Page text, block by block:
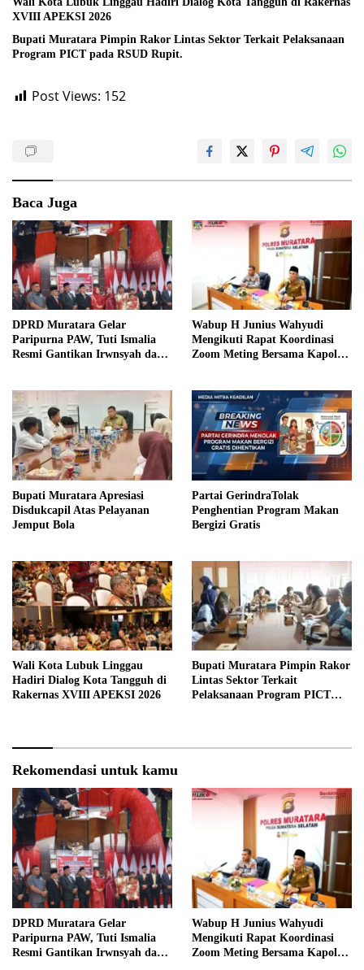
XVIII APEKSI 2026
Bupati Muratara Pimpin Rakor Lintas Sektor Terkait Pelaksanaan
Program PICT pada RSUD Rupit.
Post Views: 152
Baca Juga
DPRD Muratara Gelar
Paripurna PAW, Tuti Ismalia
Resmi Gantikan Irwnsyah dari
Wabup H Junius Wahyudi
Mengikuti Rapat Koordinasi
Zoom Meting Bersama Kapolres
Bupati Muratara Apresiasi
Disdukcapil Atas Pelayanan
Jemput Bola
Partai GerindraTolak
Penghentian Program Makan
Bergizi Gratis
Wali Kota Lubuk Linggau
Hadiri Dialog Kota Tangguh di
Rakernas XVIII APEKSI 2026
Bupati Muratara Pimpin Rakor
Lintas Sektor Terkait
Pelaksanaan Program PICT
Rekomendasi untuk kamu
DPRD Muratara Gelar
Paripurna PAW, Tuti Ismalia
Resmi Gantikan Irwnsyah dari
Wabup H Junius Wahyudi
Mengikuti Rapat Koordinasi
Zoom Meting Bersama Kapolres